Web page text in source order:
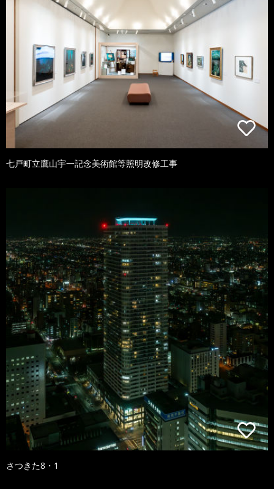
七戸町立鷹山宇一記念美術館等照明改修工事
さつきた8・1